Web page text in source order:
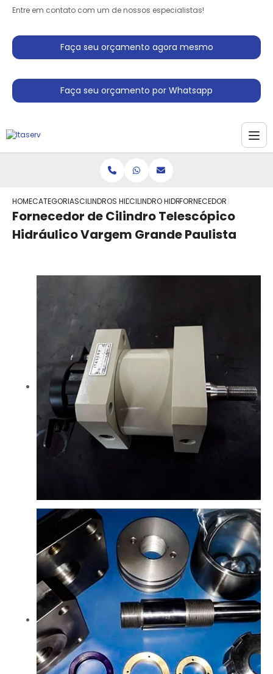
Entre em contato com um de nossos especialistas!
Faça seu orçamento agora mesmo
Faça seu orçamento por Whatsapp
HOMECATEGORIASCILINDROS HIDRAULICOCILINDRO HIDRAULICO PARA PRENSA
FORNECEDOR DE
Fornecedor de Cilindro Telescópico
Hidráulico Vargem Grande Paulista